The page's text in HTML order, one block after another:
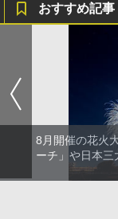
おすすめ記事
8月開催の花火
ーチ」や日本三